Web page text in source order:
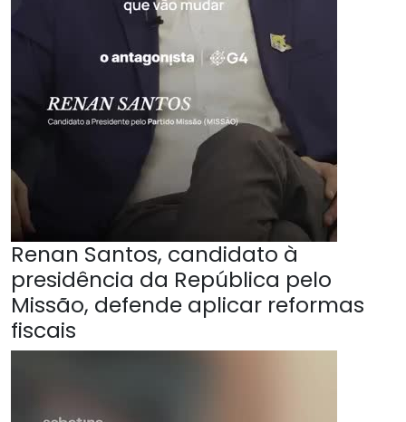
Renan Santos, candidato à
presidência da República pelo
Missão, defende aplicar reformas
fiscais